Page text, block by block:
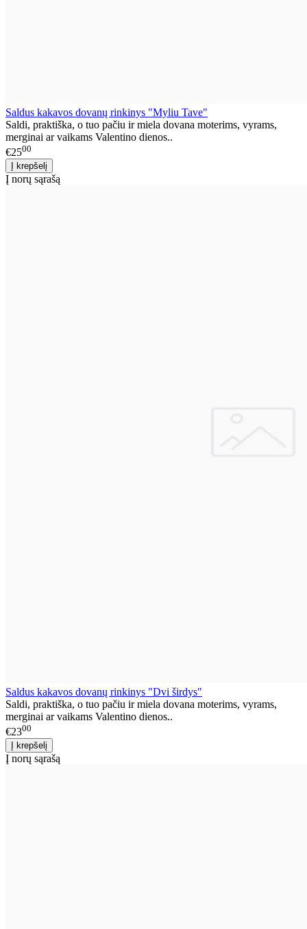
Saldus kakavos dovanų rinkinys "Myliu Tave"
Saldi, praktiška, o tuo pačiu ir miela dovana moterims, vyrams,
merginai ar vaikams Valentino dienos..
€2500
Į norų sąrašą
Saldus kakavos dovanų rinkinys "Dvi širdys"
Saldi, praktiška, o tuo pačiu ir miela dovana moterims, vyrams,
merginai ar vaikams Valentino dienos..
€2300
Į norų sąrašą